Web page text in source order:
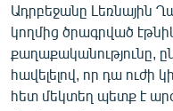
English
Русский
ՀԵՏԵՎԵՔ ՄԵԶ
Ադրբեջանը Լեռնային
կողմից ծրագրված
քաղաքականությունը,
հավելելով, որ դա
հետ մեկտեղ պետք է